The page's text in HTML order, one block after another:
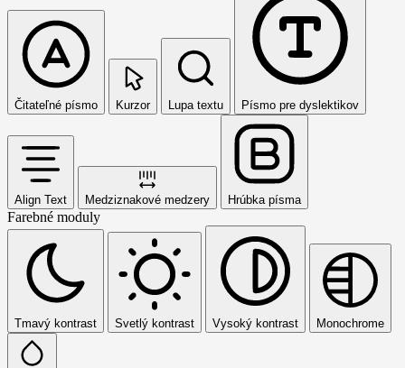
Čitateľné písmo Kurzor Lupa textu Písmo pre dyslektikov
Align Text Medziznakové medzery Hrúbka písma
Farebné moduly
Tmavý kontrast Svetlý kontrast Vysoký kontrast Monochrome